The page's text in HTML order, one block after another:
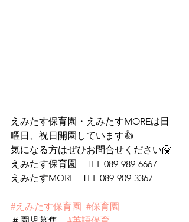
えみたす保育園・えみたすMOREは日
曜日、祝日開園しています👍
気になる方はぜひお問合せください🤗
えみたす保育園　TEL 089-989-6667
えみたすMORE   TEL 089-909-3367
#えみたす保育園 #保育園